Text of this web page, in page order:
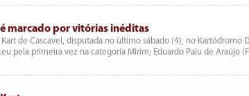
marcado por vitórias inéditas
de Cascavel, disputada no último sábado (4), no
pela primeira vez na categoria Mirim; Eduardo Palu de Araújo